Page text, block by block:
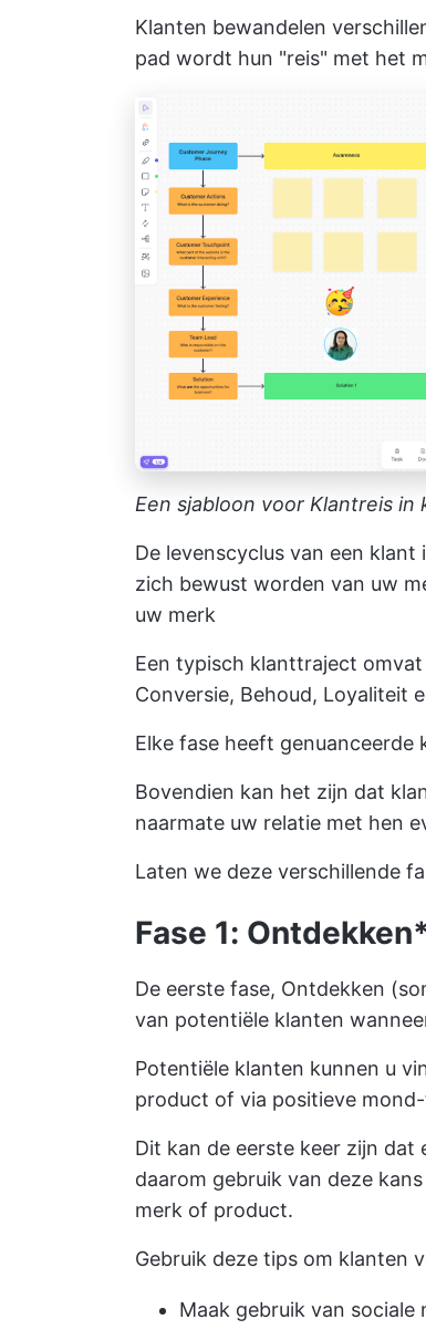
Klanten bewandelen
pad wordt hun "reis" met het
Een sjabloon voor Klantreis
De levenscyclus van een
zich bewust worden van uw
uw merk
Een typisch klanttraject
Conversie, Behoud, Loyaliteit
Elke fase heeft genuanceerde
Bovendien kan het zijn dat
naarmate uw relatie met hen
Laten we deze verschillende
Fase 1:
De eerste fase, Ontdekken
van potentiële klanten
Potentiële klanten kunnen u
product of via positieve
Dit kan de eerste keer zijn
daarom gebruik van deze
merk of product.
Gebruik deze tips om klanten
Maak gebruik van sociale